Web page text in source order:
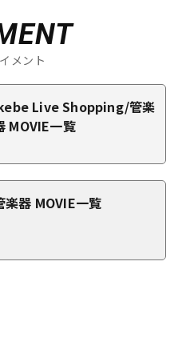
メント
Live Shopping/管楽
MOVIE一覧
楽器 MOVIE一覧